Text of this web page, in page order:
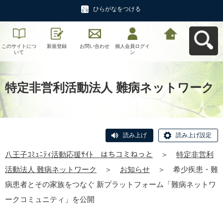
ひらがなをつける
このサイトにつ
いて
新規登録 お問い合わせ
個人会員ログイ
ン
特定非営利活動法人 難病ネットワーク
読み上げ 読み上げ設定
八王子ｺﾐｭﾆﾃｨ活動応援ｻｲﾄ はちコミねっと ＞
特定非営利
活動法人 難病ネットワーク
＞ お知らせ ＞
希少疾患・難
病患者とその家族をつなぐ 新プラットフォーム「難病ネットワ
ークコミュニティ」を公開